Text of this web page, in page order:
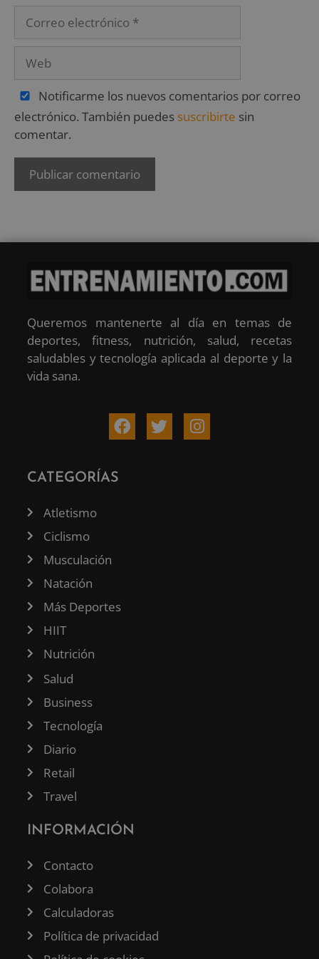
Notificarme los nuevos comentarios por correo
electrónico. También puedes suscribirte sin
comentar.
Queremos mantenerte al día en temas de
deportes, fitness, nutrición, salud, recetas
saludables y tecnología aplicada al deporte y la
vida sana.
CATEGORÍAS
Atletismo
Ciclismo
Musculación
Natación
Más Deportes
HIIT
Nutrición
Salud
Business
Tecnología
Diario
Retail
Travel
INFORMACIÓN
Contacto
Colabora
Calculadoras
Política de privacidad